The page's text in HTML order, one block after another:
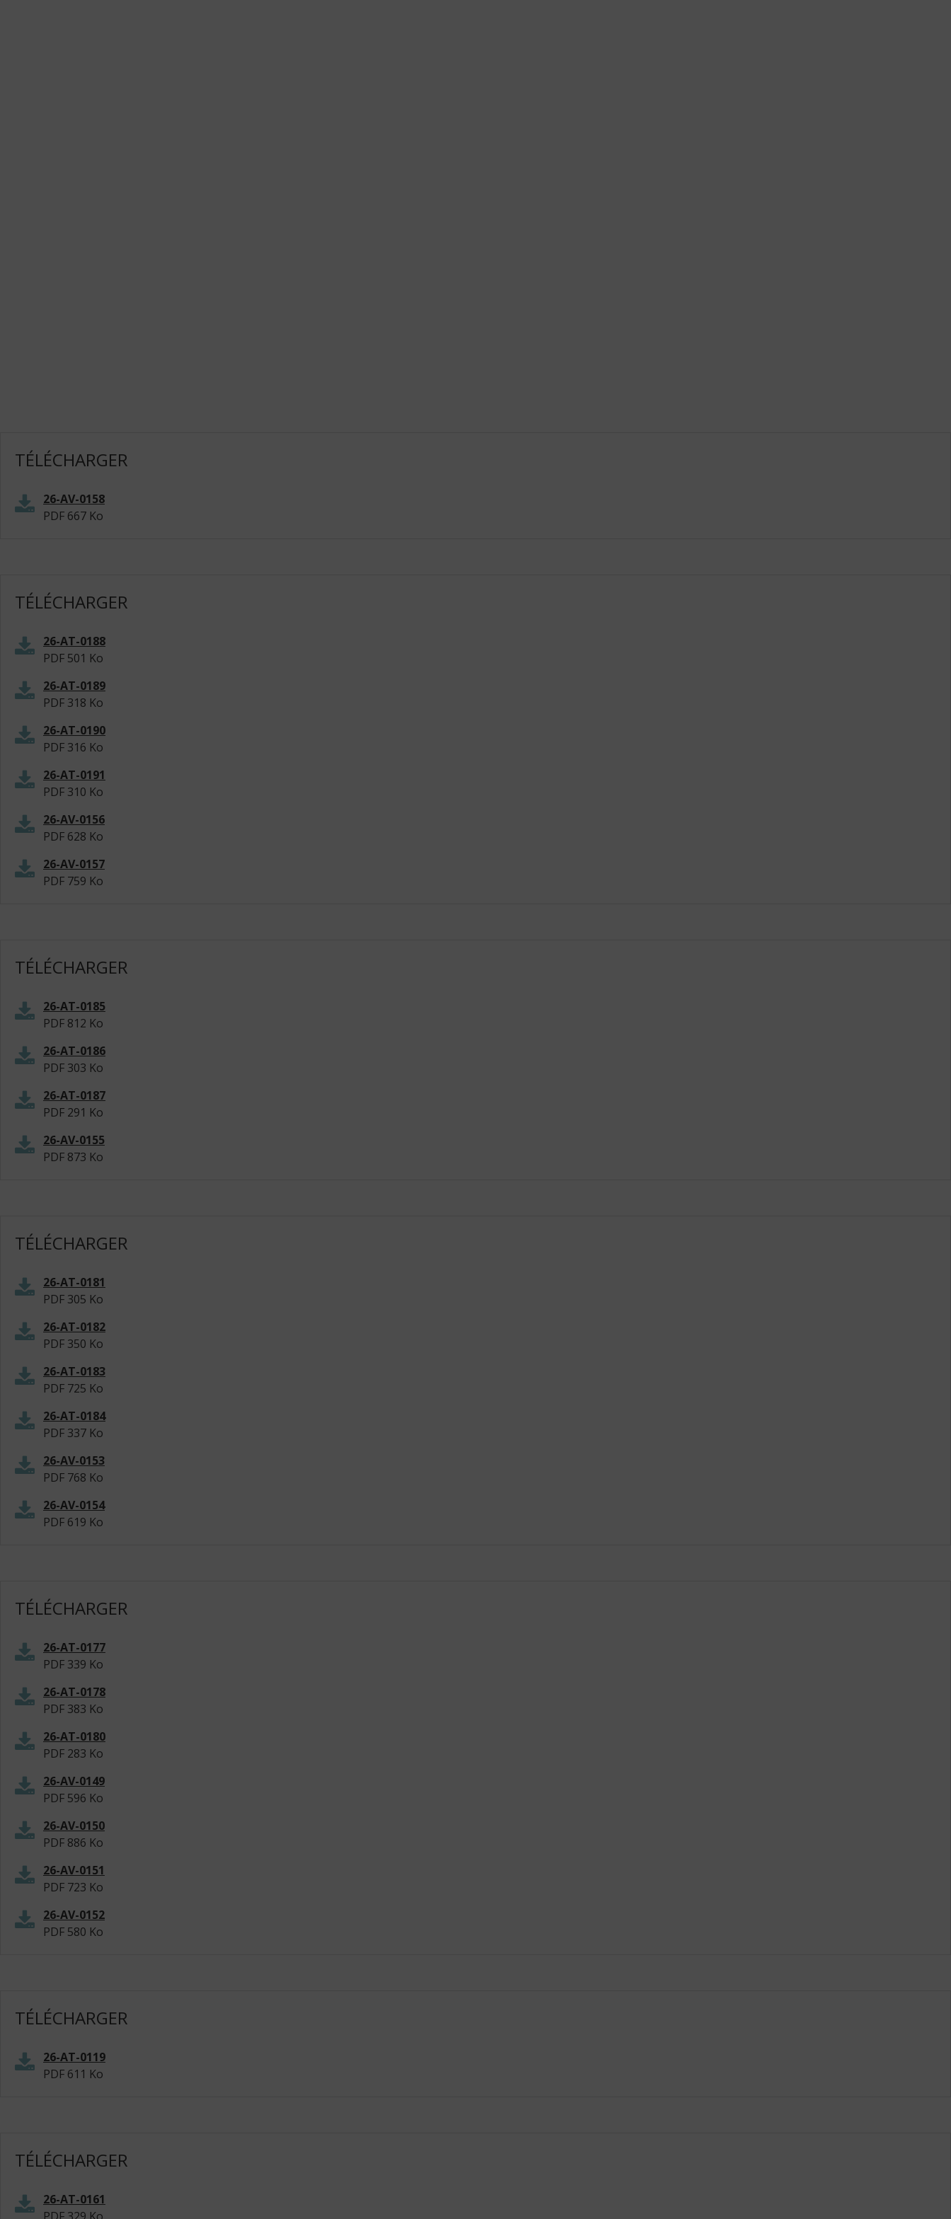
TÉLÉCHARGER
26-AV-0158
PDF 667 Ko
TÉLÉCHARGER
26-AT-0188
PDF 501 Ko
26-AT-0189
PDF 318 Ko
26-AT-0190
PDF 316 Ko
26-AT-0191
PDF 310 Ko
26-AV-0156
PDF 628 Ko
26-AV-0157
PDF 759 Ko
TÉLÉCHARGER
26-AT-0185
PDF 812 Ko
26-AT-0186
PDF 303 Ko
26-AT-0187
PDF 291 Ko
26-AV-0155
PDF 873 Ko
TÉLÉCHARGER
26-AT-0181
PDF 305 Ko
26-AT-0182
PDF 350 Ko
26-AT-0183
PDF 725 Ko
26-AT-0184
PDF 337 Ko
26-AV-0153
PDF 768 Ko
26-AV-0154
PDF 619 Ko
TÉLÉCHARGER
26-AT-0177
PDF 339 Ko
26-AT-0178
PDF 383 Ko
26-AT-0180
PDF 283 Ko
26-AV-0149
PDF 596 Ko
26-AV-0150
PDF 886 Ko
26-AV-0151
PDF 723 Ko
26-AV-0152
PDF 580 Ko
TÉLÉCHARGER
26-AT-0119
PDF 611 Ko
TÉLÉCHARGER
26-AT-0161